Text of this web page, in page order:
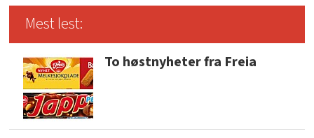
Mest lest:
To høstnyheter fra Freia